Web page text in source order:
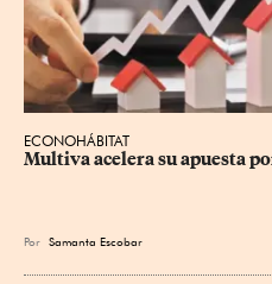
ECONOHÁBITAT
Multiva acelera su apuesta
Por Samanta Escobar